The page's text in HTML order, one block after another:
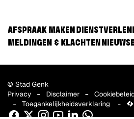
AFSPRAAK MAKEN
MELDINGEN & KLACHTEN
© Stad Genk
Privacy
Disclaimer
Toegankelijkheidsverklaring
Facebook
TwitterInstagramYoutubeLinkedinWhatsApp